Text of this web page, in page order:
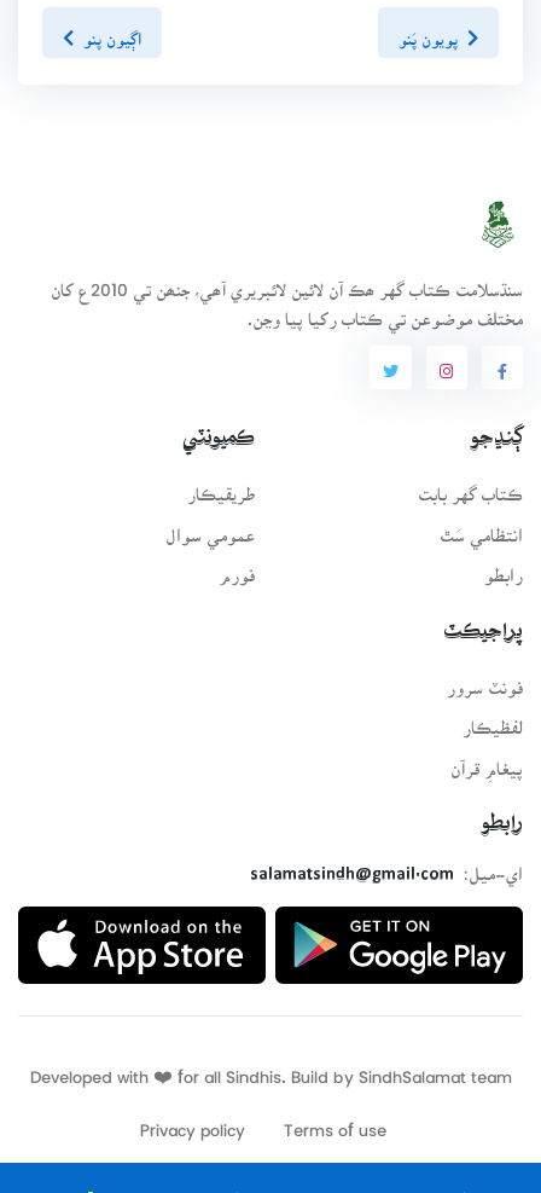
پويون پَنو اڳيون پنو
سنڌسلامت ڪتاب گهر ھڪ آن لائين لائبريري آھي، جنھن تي 2010ع کان
مختلف موضوعن تي ڪتاب رکيا پيا وڃن.
ڳنڍجو
ڪتاب گهر بابت
انتظامي سَٿ
رابطو
ڪميونٽي
طريقيڪار
عمومي سوال
فورم
پراجيڪٽ
لفظيڪار
پيغامِ قرآن
رابطو
اي-ميل:
salamatsindh@gmail.com
Developed with ❤️ for all Sindhis. Build by
Terms of use